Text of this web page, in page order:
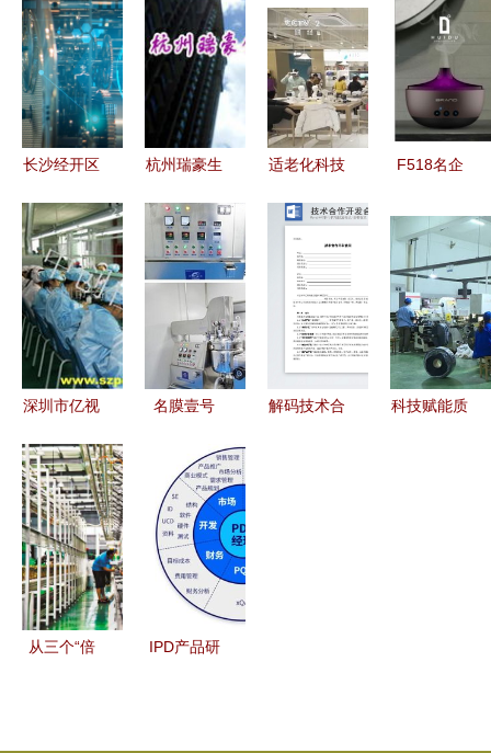
长沙经开区
智能制造政
策配套奖励
公示 技术
咨询的机遇
与责任
杭州瑞豪生
术与产品就
是契机
适老化科技
货新宠 让
技术融入银
发生活
F518名企
新技术企业
的技术开发
之路
深圳市亿视
展 金属加
工产品的技
术创新与深
度开发
名膜壹号
化妆品的技
术突围之路
解码技术合
科技赋能质
从三个“倍
IPD产品研